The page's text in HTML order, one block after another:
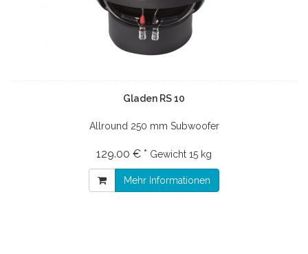
Gladen RS 10
Allround 250 mm Subwoofer
129.00 € * Gewicht 15 kg
Mehr Informationen